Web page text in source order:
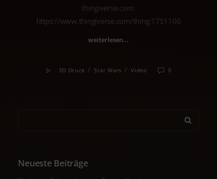
thingiverse.com:
https://www.thingiverse.com/thing:1751106
weiterlesen...
3D Druck / Star Wars /Video 0
Neueste Beiträge